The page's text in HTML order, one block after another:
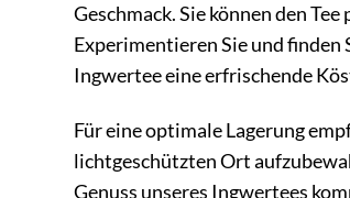
Geschmack. Sie können den
Experimentieren Sie und finden
Ingwertee eine erfrischende
Für eine optimale Lagerung
lichtgeschützten Ort
Genuss unseres Ingwertees